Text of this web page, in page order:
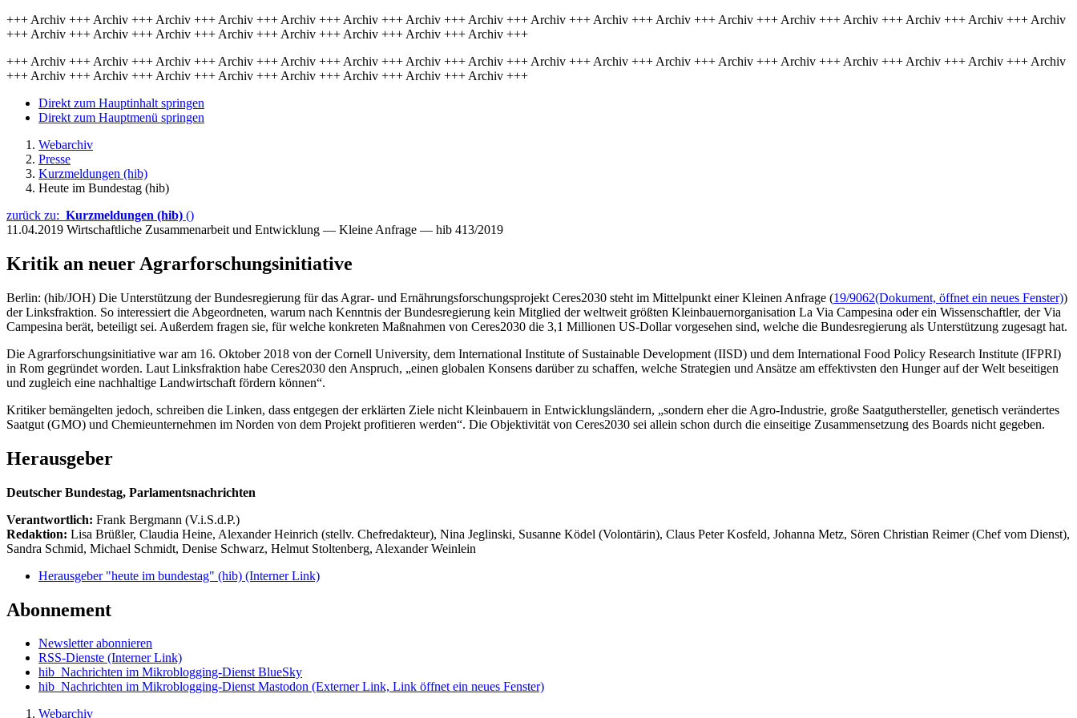
+++ Archiv +++ Archiv +++ Archiv +++ Archiv +++ Archiv +++ Archiv +++ Archiv +++ Archiv +++ Archiv +++ Archiv +++ Archiv +++ Archiv +++ Archiv +++ Archiv +++ Archiv +++ Archiv +++ Archiv
+++ Archiv +++ Archiv +++ Archiv +++ Archiv +++ Archiv +++ Archiv +++ Archiv +++ Archiv +++
+++ Archiv +++ Archiv +++ Archiv +++ Archiv +++ Archiv +++ Archiv +++ Archiv +++ Archiv +++ Archiv +++ Archiv +++ Archiv +++ Archiv +++ Archiv +++ Archiv +++ Archiv +++ Archiv +++ Archiv
+++ Archiv +++ Archiv +++ Archiv +++ Archiv +++ Archiv +++ Archiv +++ Archiv +++ Archiv +++
Direkt zum Hauptinhalt springen
Direkt zum Hauptmenü springen
Webarchiv
Presse
Kurzmeldungen (hib)
Heute im Bundestag (hib)
zurück zu: Kurzmeldungen (hib) ()
11.04.2019 Wirtschaftliche Zusammenarbeit und Entwicklung — Kleine Anfrage — hib 413/2019
Kritik an neuer Agrarforschungsinitiative
Berlin: (hib/JOH) Die Unterstützung der Bundesregierung für das Agrar- und Ernährungsforschungsprojekt Ceres2030 steht im Mittelpunkt einer Kleinen Anfrage (19/9062(Dokument, öffnet ein neues Fenster))
der Linksfraktion. So interessiert die Abgeordneten, warum nach Kenntnis der Bundesregierung kein Mitglied der weltweit größten Kleinbauernorganisation La Via Campesina oder ein Wissenschaftler, der Via
Campesina berät, beteiligt sei. Außerdem fragen sie, für welche konkreten Maßnahmen von Ceres2030 die 3,1 Millionen US-Dollar vorgesehen sind, welche die Bundesregierung als Unterstützung zugesagt hat.
Die Agrarforschungsinitiative war am 16. Oktober 2018 von der Cornell University, dem International Institute of Sustainable Development (IISD) und dem International Food Policy Research Institute (IFPRI)
in Rom gegründet worden. Laut Linksfraktion habe Ceres2030 den Anspruch, „einen globalen Konsens darüber zu schaffen, welche Strategien und Ansätze am effektivsten den Hunger auf der Welt beseitigen
und zugleich eine nachhaltige Landwirtschaft fördern können“.
Kritiker bemängelten jedoch, schreiben die Linken, dass entgegen der erklärten Ziele nicht Kleinbauern in Entwicklungsländern, „sondern eher die Agro-Industrie, große Saatguthersteller, genetisch verändertes
Saatgut (GMO) und Chemieunternehmen im Norden von dem Projekt profitieren werden“. Die Objektivität von Ceres2030 sei allein schon durch die einseitige Zusammensetzung des Boards nicht gegeben.
Herausgeber
Deutscher Bundestag, Parlamentsnachrichten
Verantwortlich: Frank Bergmann (V.i.S.d.P.)
Redaktion: Lisa Brüßler, Claudia Heine, Alexander Heinrich (stellv. Chefredakteur), Nina Jeglinski, Susanne Ködel (Volontärin), Claus Peter Kosfeld, Johanna Metz, Sören Christian Reimer (Chef vom Dienst),
Sandra Schmid, Michael Schmidt, Denise Schwarz, Helmut Stoltenberg, Alexander Weinlein
Herausgeber "heute im bundestag" (hib) (Interner Link)
Abonnement
Newsletter abonnieren
RSS-Dienste (Interner Link)
hib_Nachrichten im Mikroblogging-Dienst BlueSky
hib_Nachrichten im Mikroblogging-Dienst Mastodon (Externer Link, Link öffnet ein neues Fenster)
Webarchiv